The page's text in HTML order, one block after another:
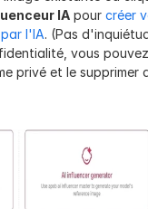
IA pour créer
l'IA. (Pas
vous
privé et le supprimer